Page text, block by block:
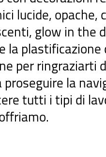
lucide, opache,
glow in the
la
per
la
tutti i tipi di